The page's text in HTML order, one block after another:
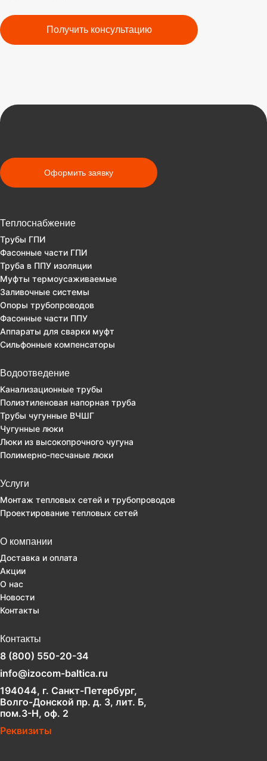
Получить консультацию
Оформить заявку
Теплоснабжение
Трубы ГПИ
Фасонные части ГПИ
Труба в ППУ изоляции
Муфты термоусаживаемые
Заливочные системы
Опоры трубопроводов
Фасонные части ППУ
Аппараты для сварки муфт
Сильфонные компенсаторы
Водоотведение
Канализационные трубы
Полиэтиленовая напорная труба
Трубы чугунные ВЧШГ
Чугунные люки
Люки из высокопрочного чугуна
Полимерно-песчаные люки
Услуги
Монтаж тепловых сетей и трубопроводов
Проектирование тепловых сетей
О компании
Доставка и оплата
Акции
О нас
Новости
Контакты
Контакты
8 (800) 550-20-34
info@izocom-baltica.ru
194044, г. Санкт-Петербург,
Волго-Донской пр. д. 3, лит. Б,
пом.3-Н, оф. 2
Реквизиты